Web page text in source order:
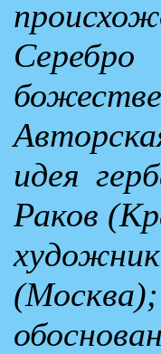
идея
Раков
(Москва);